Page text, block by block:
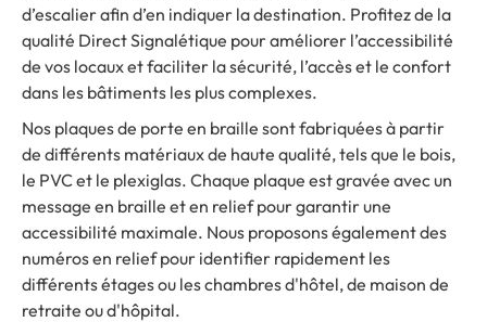
d’escalier afin d’en indiquer la destination. Profitez de la
qualité Direct Signalétique pour améliorer l’accessibilité
de vos locaux et faciliter la sécurité, l’accès et le confort
dans les bâtiments les plus complexes.
Nos plaques de porte en braille sont fabriquées à partir
de différents matériaux de haute qualité, tels que le bois,
le PVC et le plexiglas. Chaque plaque est gravée avec un
message en braille et en relief pour garantir une
accessibilité maximale. Nous proposons également des
numéros en relief pour identifier rapidement les
différents étages ou les chambres d'hôtel, de maison de
retraite ou d'hôpital.